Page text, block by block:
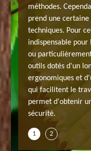
haie
nous
méthodes.
prend une
techniques. Pour
indispensable
ou
outils dotés d'un
ergonomiques et
qui facilitent le
permet d'obtenir
sécurité.
1 2